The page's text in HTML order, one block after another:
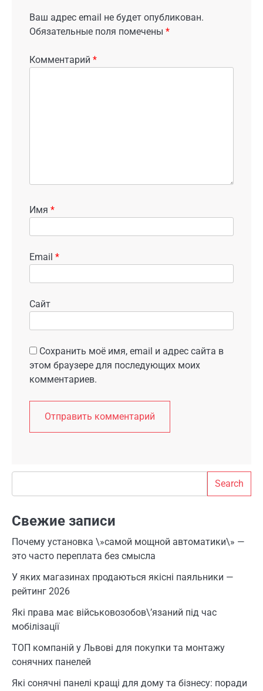
Ваш адрес email не будет опубликован.
Обязательные поля помечены *
Комментарий *
Имя *
Email *
Сайт
Сохранить моё имя, email и адрес сайта в
этом браузере для последующих моих
комментариев.
Search
Свежие записи
Почему установка \»самой мощной автоматики\» —
это часто переплата без смысла
У яких магазинах продаються якісні паяльники —
рейтинг 2026
Які права має військовозобов\’язаний під час
мобілізації
ТОП компаній у Львові для покупки та монтажу
сонячних панелей
Які сонячні панелі кращі для дому та бізнесу: поради